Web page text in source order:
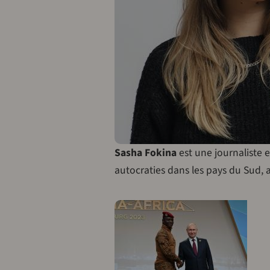
Sasha Fokina est une journaliste
autocraties dans les pays du